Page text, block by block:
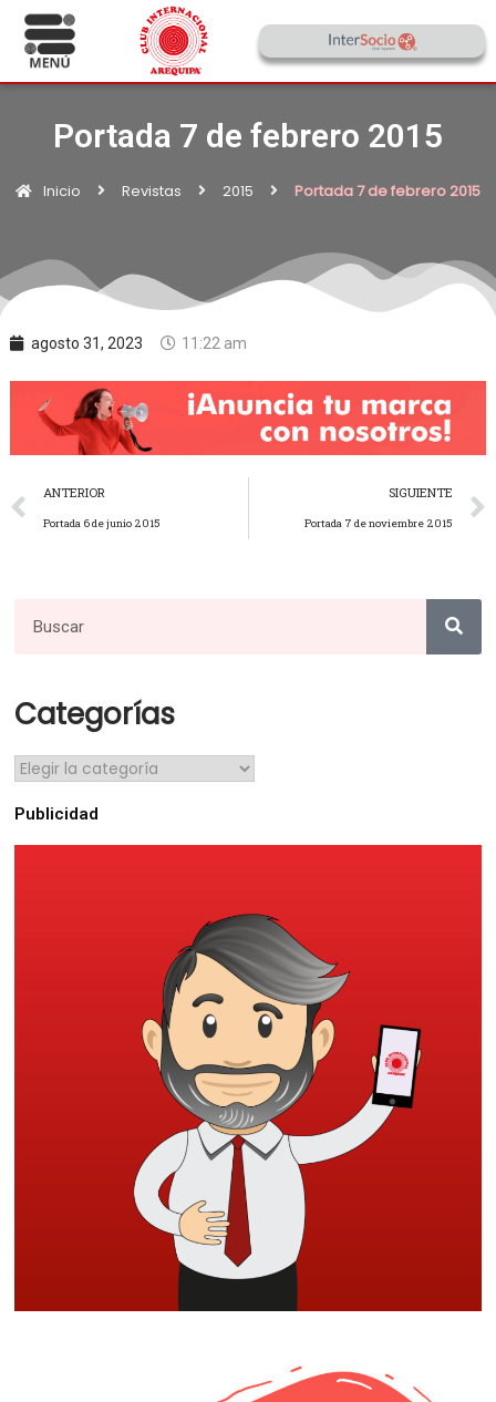
Portada 7 de febrero 2015
Inicio Revistas 2015 Portada 7 de febrero 2015
agosto 31, 2023 11:22 am
ANTERIOR
Portada 6 de junio 2015
SIGUIENTE
Portada 7 de noviembre 2015
Categorías
Publicidad